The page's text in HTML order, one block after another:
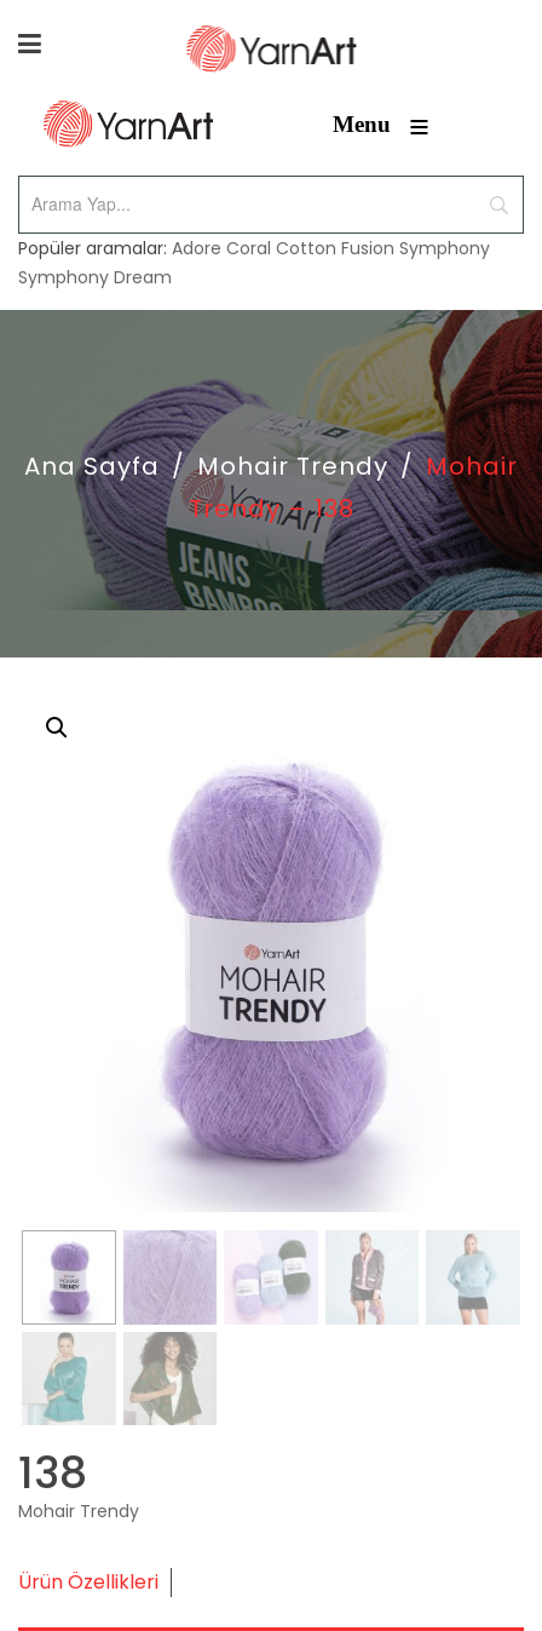
Menu ≡
Popüler aramalar: Adore Coral Cotton Fusion Symphony
Symphony Dream
Ana Sayfa / Mohair Trendy / Mohair
Trendy – 138
138
Mohair Trendy
Ürün Özellikleri